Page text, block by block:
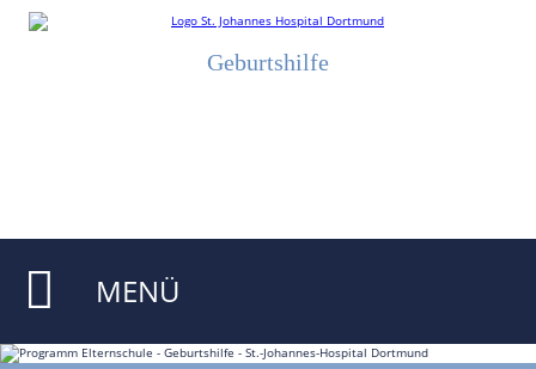
Geburtshilfe
MENÜ